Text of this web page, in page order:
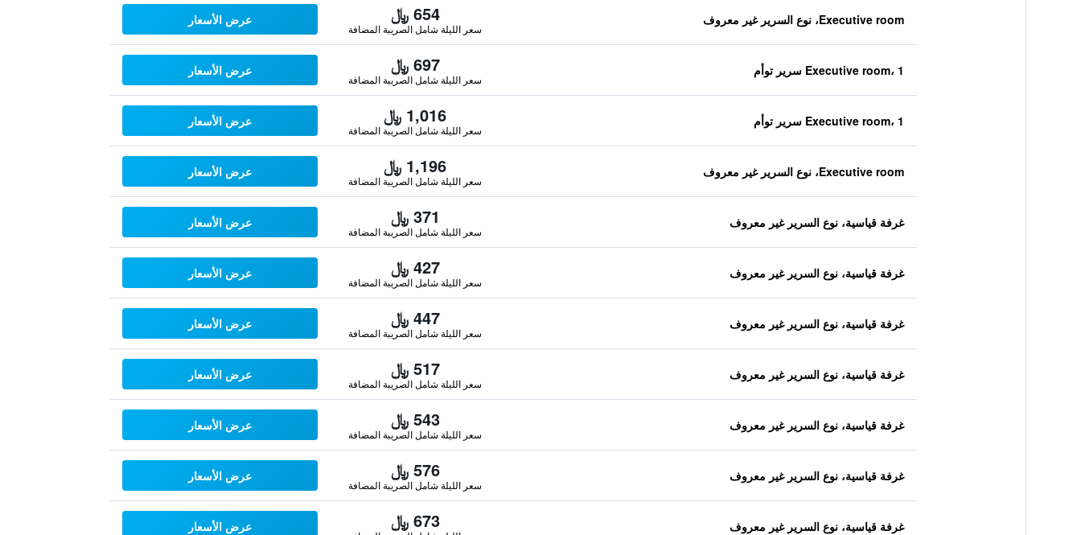
Executive room، نوع السرير غير معروف 654 ﷼
سعر الليلة شامل الصريبة المضافة
عرض الأسعار
Executive room، 1 سرير توأم 697 ﷼
سعر الليلة شامل الصريبة المضافة
عرض الأسعار
Executive room، 1 سرير توأم 1,016 ﷼
سعر الليلة شامل الصريبة المضافة
عرض الأسعار
Executive room، نوع السرير غير معروف 1,196 ﷼
سعر الليلة شامل الصريبة المضافة
عرض الأسعار
غرفة قياسية، نوع السرير غير معروف 371 ﷼
سعر الليلة شامل الصريبة المضافة
عرض الأسعار
غرفة قياسية، نوع السرير غير معروف 427 ﷼
سعر الليلة شامل الصريبة المضافة
عرض الأسعار
غرفة قياسية، نوع السرير غير معروف 447 ﷼
سعر الليلة شامل الصريبة المضافة
عرض الأسعار
غرفة قياسية، نوع السرير غير معروف 517 ﷼
سعر الليلة شامل الصريبة المضافة
عرض الأسعار
غرفة قياسية، نوع السرير غير معروف 543 ﷼
سعر الليلة شامل الصريبة المضافة
عرض الأسعار
غرفة قياسية، نوع السرير غير معروف 576 ﷼
سعر الليلة شامل الصريبة المضافة
عرض الأسعار
غرفة قياسية، نوع السرير غير معروف 673 ﷼ عرض الأسعار